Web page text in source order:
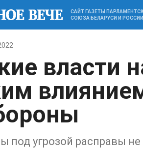
САЙТ ГАЗЕТЫ
СОЮЗА БЕЛАРУСИ И РОССИИ
власти
под угрозой расправы